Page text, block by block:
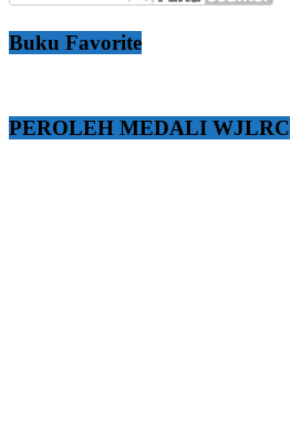
Buku Favorite
PEROLEH MEDALI WJLRC